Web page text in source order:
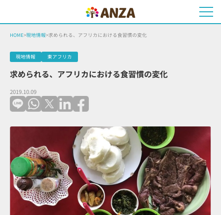
HOME>現地情報>求められる、アフリカにおける食習慣の変化
現地情報 東アフリカ
求められる、アフリカにおける食習慣の変化
2019.10.09